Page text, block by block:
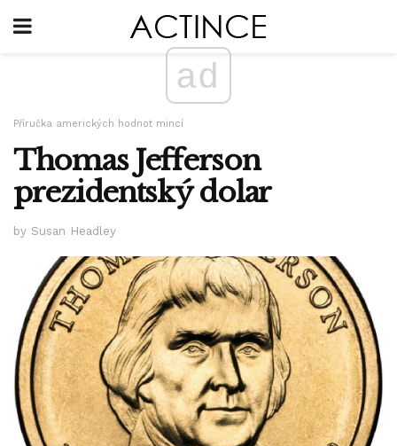
ad
Příručka amerických hodnot mincí
Thomas Jefferson
prezidentský dolar
by Susan Headley